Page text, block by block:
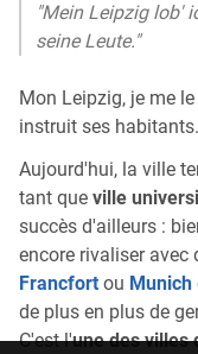
"Mein Leipzig lob'
seine Leute."
Mon Leipzig, je me
instruit ses habitants.
Aujourd'hui, la ville
tant que ville
succès d'ailleurs :
encore rivaliser avec
Francfort ou Munich
de plus en plus de
C'est l'une des villes